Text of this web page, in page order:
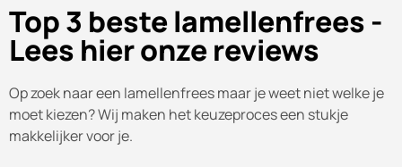
Top 3 beste lamellenfrees -
Lees hier onze reviews
Op zoek naar een lamellenfrees maar je weet niet welke je
moet kiezen? Wij maken het keuzeproces een stukje
makkelijker voor je.